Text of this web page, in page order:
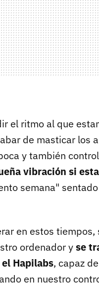
el ritmo al que
de masticar los
y también
vibración si
semana"
en estos tiempos,
ordenador yse
Hapilabs, capaz
en nuestro